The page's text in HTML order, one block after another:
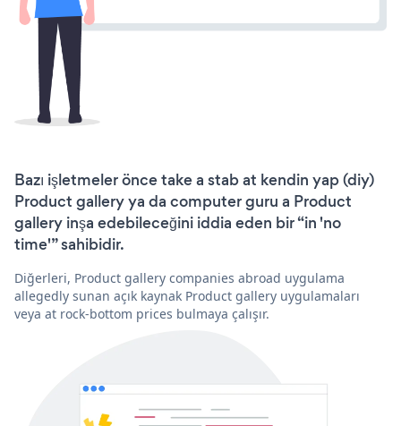
Bazı işletmeler önce take a stab at kendin yap (diy)
Product gallery ya da computer guru a Product
gallery inşa edebileceğini iddia eden bir “in 'no
time'” sahibidir.
Diğerleri, Product gallery companies abroad uygulama
allegedly sunan açık kaynak Product gallery uygulamaları
veya at rock-bottom prices bulmaya çalışır.